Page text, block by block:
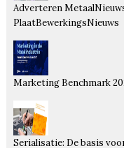
Adverteren
PlaatBewerkingsNieuws
Marketing Benchmark
Serialisatie: De basis